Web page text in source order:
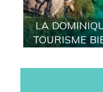
LA
TOURISME